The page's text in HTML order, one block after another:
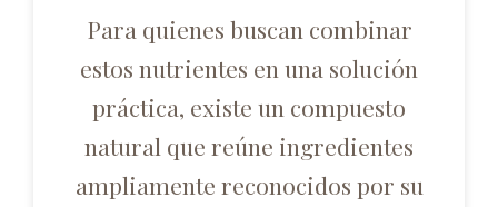
Para quienes buscan combinar
estos nutrientes en una solución
práctica, existe un compuesto
natural que reúne ingredientes
ampliamente reconocidos por su